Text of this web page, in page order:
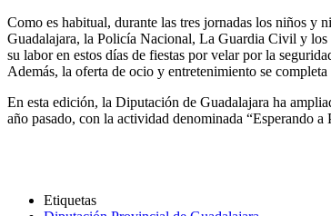
Como es habitual, durante las tres jornadas los niños y
Guadalajara, la Policía Nacional, La Guardia Civil y los
su labor en estos días de fiestas por velar por la
Además, la oferta de ocio y entretenimiento se
En esta edición, la Diputación de Guadalajara ha
año pasado, con la actividad denominada “Esperando
Etiquetas